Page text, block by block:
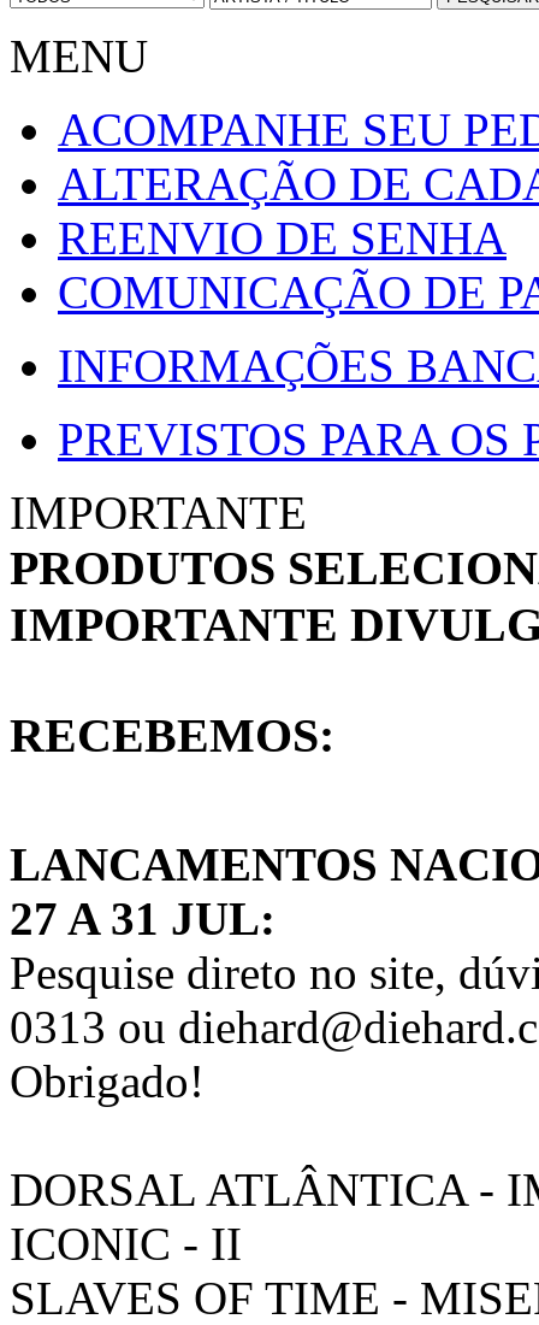
MENU
ACOMPANHE SEU
ALTERAÇÃO DE
REENVIO DE SENHA
COMUNICAÇÃO DE
INFORMAÇÕES
PREVISTOS PARA
IMPORTANTE
PRODUTOS
IMPORTANTE
RECEBEMOS:
LANCAMENTOS
27 A 31 JUL:
Pesquise direto no site,
0313 ou
Obrigado!
DORSAL ATLÂNTICA -
ICONIC - II
SLAVES OF TIME -